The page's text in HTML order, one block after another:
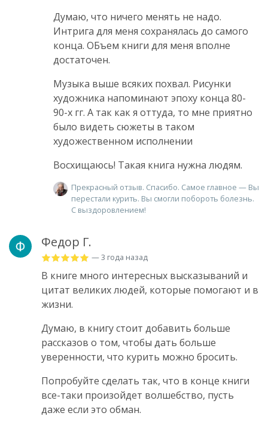
Думаю, что ничего менять не надо.
Интрига для меня сохранялась до самого
конца. ОБъем книги для меня вполне
достаточен.
Музыка выше всяких похвал. Рисунки
художника напоминают эпоху конца 80-
90-х гг. А так как я оттуда, то мне приятно
было видеть сюжеты в таком
художественном исполнении
Восхищаюсь! Такая книга нужна людям.
Прекрасный отзыв. Спасибо. Самое главное — Вы
перестали курить. Вы смогли побороть болезнь.
С выздоровлением!
Федор Г.
— 3 года назад
В книге много интересных высказываний и
цитат великих людей, которые помогают и в
жизни.
Думаю, в книгу стоит добавить больше
рассказов о том, чтобы дать больше
уверенности, что курить можно бросить.
Попробуйте сделать так, что в конце книги
все-таки произойдет волшебство, пусть
даже если это обман.